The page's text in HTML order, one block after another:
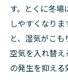
す。とくに冬
しやすくなり
と、湿気がこ
空気を入れ替
の発生を抑える